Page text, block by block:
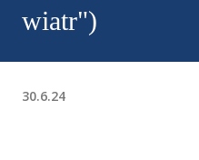
wiatr")
30.6.24